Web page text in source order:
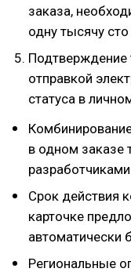
заказа,
одну тысячу сто
Подтверждение
отправкой
статуса в
в одном заказе
Срок действия
карточке
автоматически
Региональные